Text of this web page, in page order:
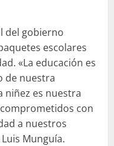
del gobierno
escolares
«La educación es
de nuestra
niñez es nuestra
con
a nuestros
Munguía.